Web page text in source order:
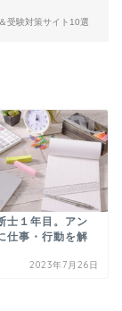
受験対策サイト10選
士１年目。アン
仕事・行動を解
2023年7月26日